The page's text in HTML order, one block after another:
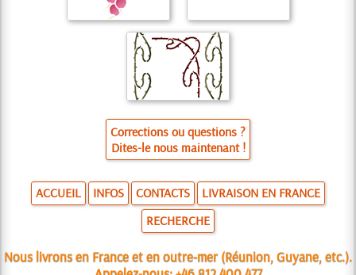
Corrections ou questions ?
Dites-le nous maintenant !
ACCUEIL INFOS CONTACTS
LIVRAISON EN FRANCE
RECHERCHE
Nous livrons en France et en outre-mer (Réunion, Guyane, etc.).